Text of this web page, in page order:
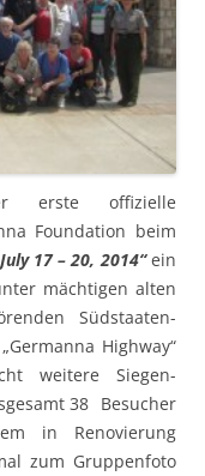
erste offizielle
Foundation beim
17 – 20, 2014“ein
mächtigen alten
Südstaaten-
Highway“
weitere Siegen-
38 Besucher
in Renovierung
zum Gruppenfoto